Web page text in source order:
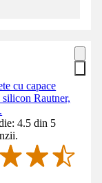
cu capace
silicon Rautner,
4.5 din 5